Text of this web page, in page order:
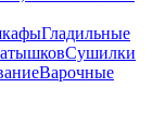
Гладильные
Сушилки
Варочные